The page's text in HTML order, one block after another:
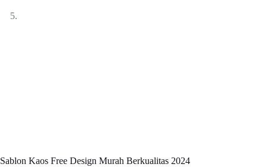
Sablon Kaos Free Design Murah Berkualitas 2024